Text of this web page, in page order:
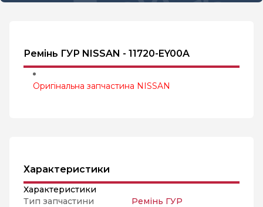
Ремінь ГУР NISSAN - 11720-EY00A
Оригінальна запчастина NISSAN
Характеристики
Характеристики
Тип запчастини
Ремінь ГУР